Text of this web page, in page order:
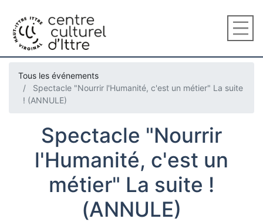
Tous les événements
Spectacle "Nourrir l'Humanité, c'est un métier" La suite
! (ANNULE)
Spectacle "Nourrir
l'Humanité, c'est un
métier" La suite !
(ANNULE)